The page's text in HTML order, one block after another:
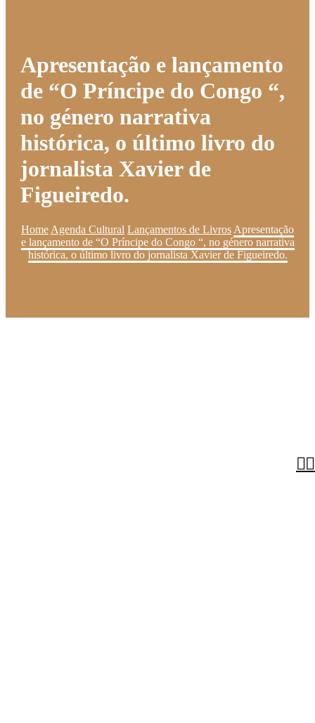
Apresentação e lançamento
de “O Príncipe do Congo “,
no género narrativa
histórica, o último livro do
jornalista Xavier de
Figueiredo.
Home Agenda Cultural Lançamentos de Livros Apresentação
e lançamento de “O Príncipe do Congo “, no género narrativa
histórica, o último livro do jornalista Xavier de Figueiredo.
